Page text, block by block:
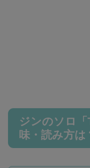
ジンのソロ
味・読み方は